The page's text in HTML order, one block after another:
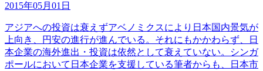
2015年05月01日
アジアへの投資は衰えずアベノミクスにより日本国内景気が
上向き、円安の進行が進んでいる。それにもかかわらず、日
本企業の海外進出・投資は依然として衰えていない。シンガ
ポールにおいて日本企業を支援している筆者からも、日本市